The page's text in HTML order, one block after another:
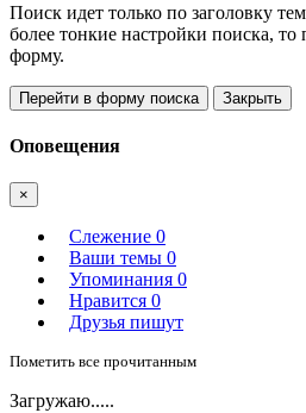
Поиск идет только по заголовку
более тонкие настройки поиска,
форму.
Перейти в форму поиска Закрыть
Оповещения
×
Слежение 0
Ваши темы 0
Упоминания 0
Нравится 0
Друзья пишут
Пометить все прочитанным
Загружаю.....